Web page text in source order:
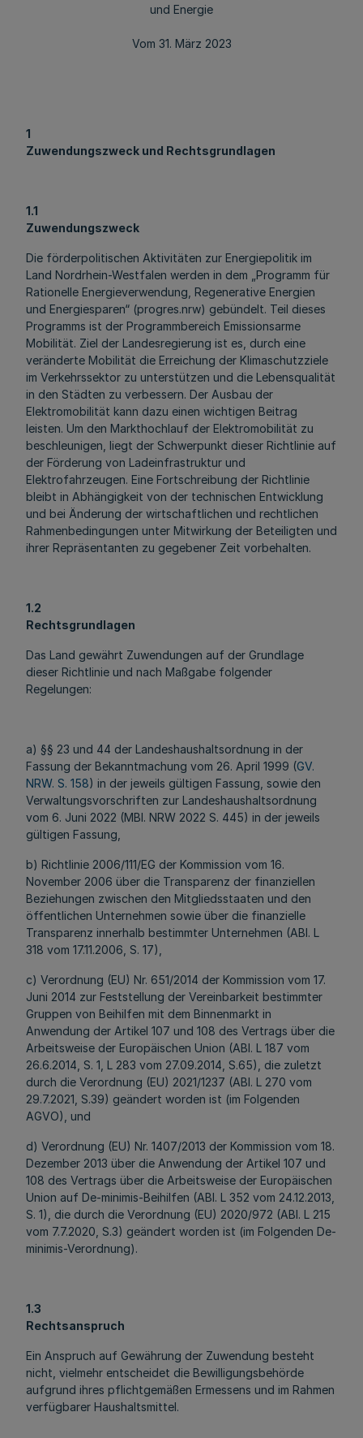
und Energie
Vom 31. März 2023
1
Zuwendungszweck und Rechtsgrundlagen
1.1
Zuwendungszweck
Die förderpolitischen Aktivitäten zur Energiepolitik im
Land Nordrhein-Westfalen werden in dem „Programm für
Rationelle Energieverwendung, Regenerative Energien
und Energiesparen“ (progres.nrw) gebündelt. Teil dieses
Programms ist der Programmbereich Emissionsarme
Mobilität. Ziel der Landesregierung ist es, durch eine
veränderte Mobilität die Erreichung der Klimaschutzziele
im Verkehrssektor zu unterstützen und die Lebensqualität
in den Städten zu verbessern. Der Ausbau der
Elektromobilität kann dazu einen wichtigen Beitrag
leisten. Um den Markthochlauf der Elektromobilität zu
beschleunigen, liegt der Schwerpunkt dieser Richtlinie auf
der Förderung von Ladeinfrastruktur und
Elektrofahrzeugen. Eine Fortschreibung der Richtlinie
bleibt in Abhängigkeit von der technischen Entwicklung
und bei Änderung der wirtschaftlichen und rechtlichen
Rahmenbedingungen unter Mitwirkung der Beteiligten und
ihrer Repräsentanten zu gegebener Zeit vorbehalten.
1.2
Rechtsgrundlagen
Das Land gewährt Zuwendungen auf der Grundlage
dieser Richtlinie und nach Maßgabe folgender
Regelungen:
a) §§ 23 und 44 der Landeshaushaltsordnung in der
Fassung der Bekanntmachung vom 26. April 1999 (GV.
NRW. S. 158) in der jeweils gültigen Fassung, sowie den
Verwaltungsvorschriften zur Landeshaushaltsordnung
vom 6. Juni 2022 (MBl. NRW 2022 S. 445) in der jeweils
gültigen Fassung,
b) Richtlinie 2006/111/EG der Kommission vom 16.
November 2006 über die Transparenz der finanziellen
Beziehungen zwischen den Mitgliedsstaaten und den
öffentlichen Unternehmen sowie über die finanzielle
Transparenz innerhalb bestimmter Unternehmen (ABl. L
318 vom 17.11.2006, S. 17),
c) Verordnung (EU) Nr. 651/2014 der Kommission vom 17.
Juni 2014 zur Feststellung der Vereinbarkeit bestimmter
Gruppen von Beihilfen mit dem Binnenmarkt in
Anwendung der Artikel 107 und 108 des Vertrags über die
Arbeitsweise der Europäischen Union (ABl. L 187 vom
26.6.2014, S. 1, L 283 vom 27.09.2014, S.65), die zuletzt
durch die Verordnung (EU) 2021/1237 (ABl. L 270 vom
29.7.2021, S.39) geändert worden ist (im Folgenden
AGVO), und
d) Verordnung (EU) Nr. 1407/2013 der Kommission vom 18.
Dezember 2013 über die Anwendung der Artikel 107 und
108 des Vertrags über die Arbeitsweise der Europäischen
Union auf De-minimis-Beihilfen (ABl. L 352 vom 24.12.2013,
S. 1), die durch die Verordnung (EU) 2020/972 (ABl. L 215
vom 7.7.2020, S.3) geändert worden ist (im Folgenden De-
minimis-Verordnung).
1.3
Rechtsanspruch
Ein Anspruch auf Gewährung der Zuwendung besteht
nicht, vielmehr entscheidet die Bewilligungsbehörde
aufgrund ihres pflichtgemäßen Ermessens und im Rahmen
verfügbarer Haushaltsmittel.